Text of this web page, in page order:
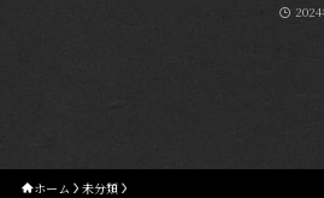
ホーム 未分類